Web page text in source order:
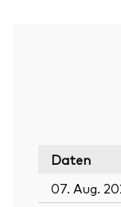
Daten
07. Aug.